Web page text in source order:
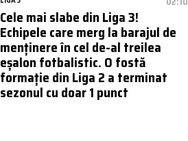
Cele mai slabe din Liga 3!
Echipele care merg la barajul de
menținere în cel de-al treilea
eșalon fotbalistic. O fostă
formație din Liga 2 a terminat
sezonul cu doar 1 punct